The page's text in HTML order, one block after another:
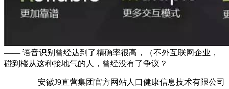
—— 语音识别曾经达到了精确率很高，（不外互联网企业，
碰到楼从这种接地气的人，曾经没有了争议？
安徽J9直营集团官方网站人口健康信息技术有限公司